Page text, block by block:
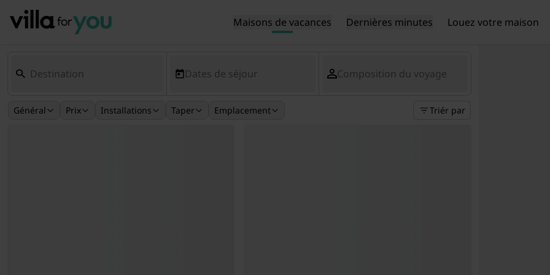
Maisons de vacances Dernières minutes Louez votre maison
Dates de séjour Composition du voyage
Général Prix Installations Taper Emplacement Triér par